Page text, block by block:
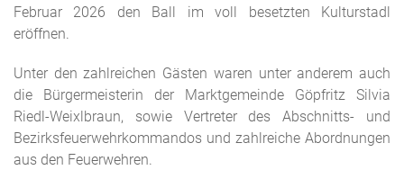
Februar 2026 den Ball im voll besetzten Kulturstadl
eröffnen.
Unter den zahlreichen Gästen waren unter anderem auch
die Bürgermeisterin der Marktgemeinde Göpfritz Silvia
Riedl-Weixlbraun, sowie Vertreter des Abschnitts- und
Bezirksfeuerwehrkommandos und zahlreiche Abordnungen
aus den Feuerwehren.